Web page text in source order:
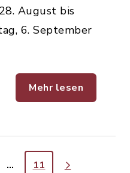
August bis
6. September
Mehr lesen
… 11